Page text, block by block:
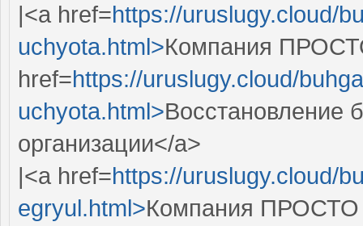
|<a href=https://uruslugy.cloud/
uchyota.html>Компания
href=https://uruslugy.cloud/
uchyota.html>Восстановление
организации</a>
|<a href=https://uruslugy.cloud/
egryul.html>Компания ПРОСТО